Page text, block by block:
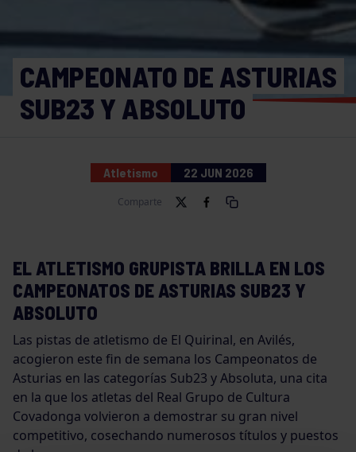
CAMPEONATO DE ASTURIAS
SUB23 Y ABSOLUTO
Atletismo 22 JUN 2026
Comparte
EL ATLETISMO GRUPISTA BRILLA EN LOS
CAMPEONATOS DE ASTURIAS SUB23 Y
ABSOLUTO
Las pistas de atletismo de El Quirinal, en Avilés,
acogieron este fin de semana los Campeonatos de
Asturias en las categorías Sub23 y Absoluta, una cita
en la que los atletas del Real Grupo de Cultura
Covadonga volvieron a demostrar su gran nivel
competitivo, cosechando numerosos títulos y puestos